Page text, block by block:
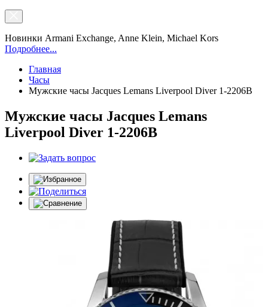
Новинки Armani Exchange, Anne Klein, Michael Kors
Подробнее...
Главная
Часы
Мужские часы Jacques Lemans Liverpool Diver 1-2206B
Мужские часы Jacques Lemans
Liverpool Diver 1-2206B